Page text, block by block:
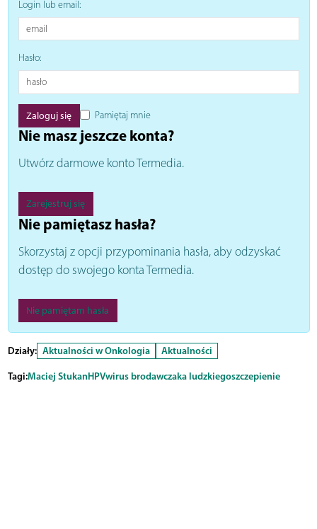
Login lub email:
Hasło:
Pamiętaj mnie
Nie masz jeszcze konta?
Utwórz darmowe konto Termedia.
Zarejestruj się
Nie pamiętasz hasła?
Skorzystaj z opcji przypominania hasła, aby odzyskać
dostęp do swojego konta Termedia.
Nie pamiętam hasła
Działy: Aktualności w Onkologia
Aktualności
Tagi:Maciej StukanHPVwirus brodawczaka ludzkiegoszczepienie